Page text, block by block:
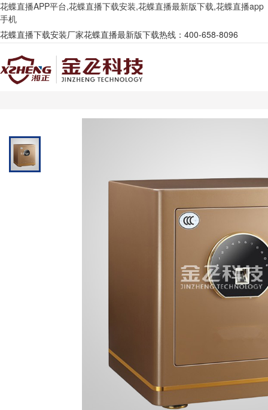
花蝶直播APP平台,花蝶直播下载安装,花蝶直播最新版下载,花蝶直播app
手机
花蝶直播下载安装厂家花蝶直播最新版下载热线：400-658-8096